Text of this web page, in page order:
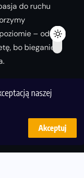
naszej
Akceptuj
do ruchu
– od
bo bieganie
wersję!